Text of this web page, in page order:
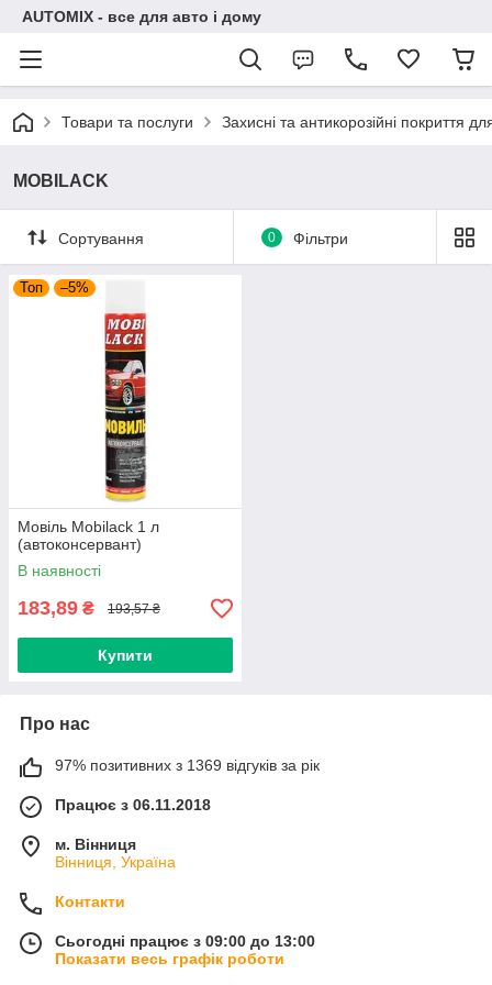
AUTOMIX - все для авто і дому
Товари та послуги Захисні та антикорозійні покриття
MOBILACK
Сортування 0 Фільтри
Топ –5%
Мовіль Mobilack 1 л
(автоконсервант)
В наявності
183,89 ₴ 193,57 ₴
Купити
Про нас
97% позитивних з 1369 відгуків за рік
Працює з 06.11.2018
м. Вінниця
Вінниця, Україна
Контакти
Сьогодні працює з 09:00 до 13:00
Показати весь графік роботи